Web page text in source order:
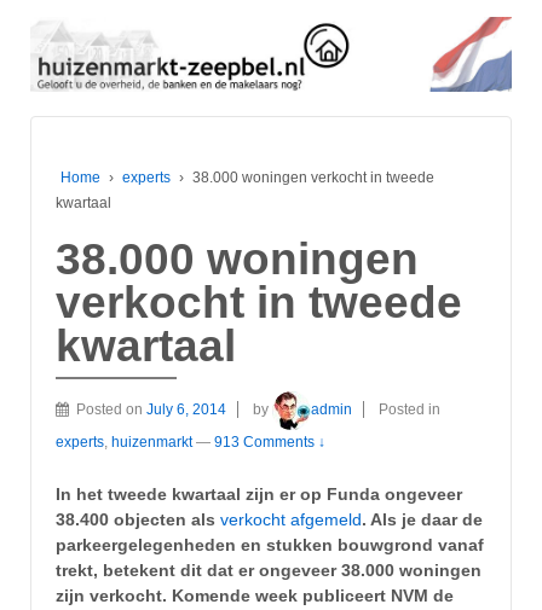
Home › experts › 38.000 woningen verkocht in tweede
kwartaal
38.000 woningen
verkocht in tweede
kwartaal
Posted on July 6, 2014 by admin
Posted in
experts huizenmarkt — 913 Comments ↓
In het tweede kwartaal zijn er op Funda ongeveer
38.400 objecten als verkocht afgemeld. Als je daar de
parkeergelegenheden en stukken bouwgrond vanaf
trekt, betekent dit dat er ongeveer 38.000 woningen
zijn verkocht. Komende week publiceert NVM de